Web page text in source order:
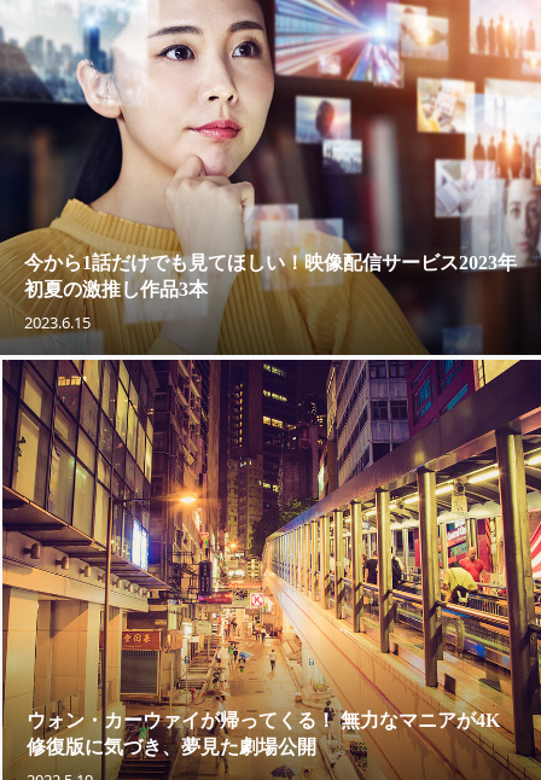
今から1話だけでも見てほしい！映像配信サービス2023年
初夏の激推し作品3本
2023.6.15
ウォン・カーウァイが帰ってくる！ 無力なマニアが4K
修復版に気づき、夢見た劇場公開